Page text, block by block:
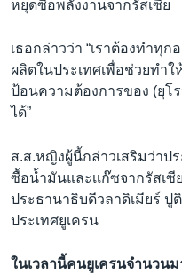
หยุดซื้อพลังงานจากรัสเซีย
เธอกล่าวว่า “เราต้องทำทุ
ผลิตในประเทศเพื่อช่วยทำ
ป้อนความต้องการของ (ยุโ
ได้”
ส.ส.หญิงผู้นี้กล่าวเสริมว่าป
ซื้อน้ำมันและเเก๊ซจากรัสเ
ประธานาธิบดีวลาดิเมียร์ ปู
ประเทศยูเครน
ในเวลานี้คนยูเครนจำนวน